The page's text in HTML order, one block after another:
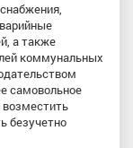
а также
коммунальных
самовольное
безучетно